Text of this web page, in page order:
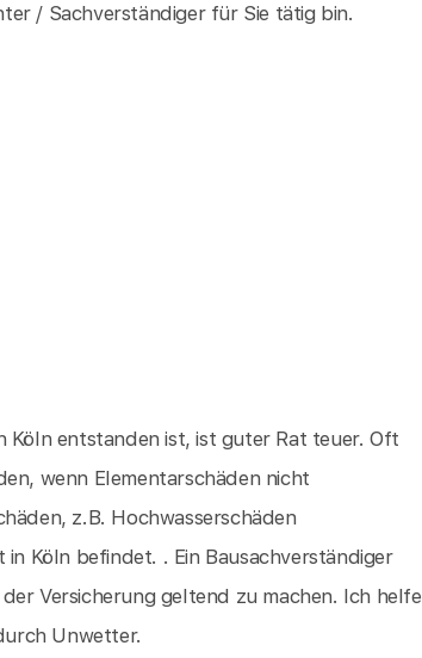
/ Sachverständiger für Sie tätig bin.
Köln entstanden ist, ist guter Rat teuer. Oft
wenn Elementarschäden nicht
z.B. Hochwasserschäden
in Köln befindet. . Ein Bausachverständiger
Versicherung geltend zu machen. Ich helfe
Unwetter.